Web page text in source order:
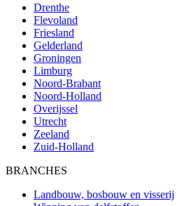
Drenthe
Flevoland
Friesland
Gelderland
Groningen
Limburg
Noord-Brabant
Noord-Holland
Overijssel
Utrecht
Zeeland
Zuid-Holland
BRANCHES
Landbouw, bosbouw en visserij